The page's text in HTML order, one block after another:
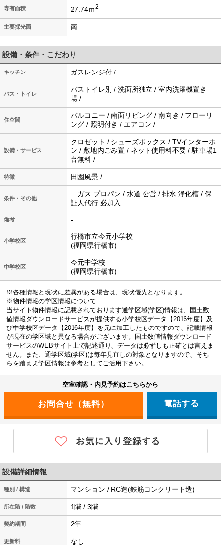
専有面積 27.74ｍ2
主要採光面 南
設備・条件・こだわり
キッチン ガスレンジ付 /
バス・トイレ
バストイレ別 / 洗面所独立 / 室内洗濯機置き
場 /
住空間
バルコニー / 南面リビング / 南向き / フローリ
ング / 照明付き / エアコン /
設備・サービス
クロゼット / シューズボックス / TVインターホ
ン / 敷地内ごみ置 / ネット使用料不要 / 駐車場1
台無料 /
特徴 田園風景 /
条件・その他
ガス:プロパン / 水道:公営 / 排水:浄化槽 / 保
証人代行:必加入
備考 -
小学校区
行橋市立今元小学校
(福岡県行橋市)
中学校区
今元中学校
(福岡県行橋市)
※各種情報と現状に差異がある場合は、現状優先となります。
※物件情報の学区情報について
当サイト物件情報に記載されております通学区域(学区)情報は、国土数
値情報ダウンロードサービスが提供する小学校区データ【2016年度】及
び中学校区データ【2016年度】を元に加工したものですので、記載情報
が現在の学区域と異なる場合がございます。国土数値情報ダウンロード
サービスのWEBサイト上で記述通り、データは必ずしも正確とは言えま
せん。また、通学区域(学区)は毎年見直しの対象となりますので、そち
らを踏まえ学区情報は参考としてご活用下さい。
空室確認・内見予約はこちらから
電話する
設備詳細情報
種別 / 構造 マンション / RC造(鉄筋コンクリート造)
所在階 / 階数 1階 / 3階
契約期間 2年
更新料 なし